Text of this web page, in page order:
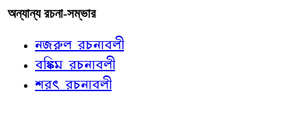
অন্যান্য রচনা-সম্ভার
নজরুল রচনাবলী
বঙ্কিম রচনাবলী
শরৎ রচনাবলী